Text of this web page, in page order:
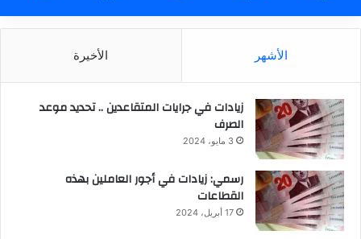
الأشهر الأخيرة
زيادات في جرايات المتقاعدين .. تحديد موعد
الصرف
3 مايو، 2024
رسمي: زيادات في أجور العاملين بهذه
القطاعات
17 أبريل، 2024